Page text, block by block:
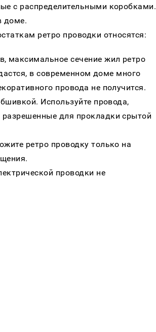
с распределительными коробками.
доме.
ретро проводки относятся:
максимальное сечение жил ретро
в современном доме много
провода не получится.
Используйте провода,
для прокладки срытой
ретро проводку только на
проводки не